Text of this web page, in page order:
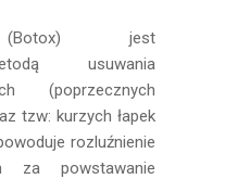
(Botox) jest
usuwania
(poprzecznych
tzw: kurzych łapek
rozluźnienie
za powstawanie